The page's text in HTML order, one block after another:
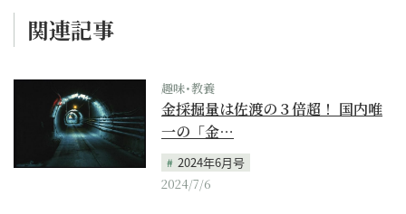
関連記事
趣味･教養
金採掘量は佐渡の３倍超！ 国内唯
一の「金…
2024年6月号
2024/7/6